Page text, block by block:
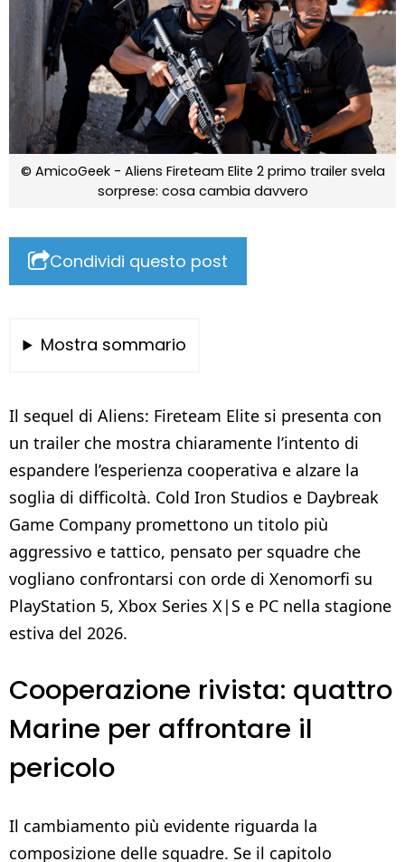
© AmicoGeek - Aliens Fireteam Elite 2 primo trailer svela
sorprese: cosa cambia davvero
Condividi questo post
Mostra sommario
Il sequel di Aliens: Fireteam Elite si presenta con
un trailer che mostra chiaramente l’intento di
espandere l’esperienza cooperativa e alzare la
soglia di difficoltà. Cold Iron Studios e Daybreak
Game Company promettono un titolo più
aggressivo e tattico, pensato per squadre che
vogliano confrontarsi con orde di Xenomorfi su
PlayStation 5, Xbox Series X|S e PC nella stagione
estiva del 2026.
Cooperazione rivista: quattro
Marine per affrontare il
pericolo
Il cambiamento più evidente riguarda la
composizione delle squadre. Se il capitolo